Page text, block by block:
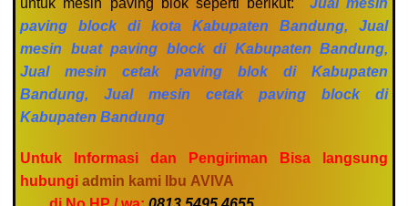
paving block di kota Kabupaten Bandung, Jual
mesin buat paving block di Kabupaten Bandung,
Jual mesin cetak paving blok di Kabupaten
Bandung, Jual mesin cetak paving block di
Kabupaten Bandung
Untuk Informasi dan Pengiriman Bisa langsung
hubungiadmin kami Ibu AVIVA